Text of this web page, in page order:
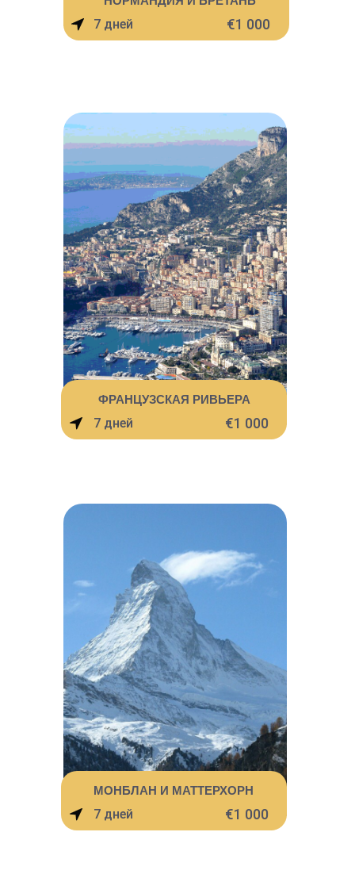
ФРАНЦУЗСКАЯ РИВЬЕРА
7 дней €1 000
€1 000
МОНБЛАН И МАТТЕРХОРН
€1 000
7 дней
7 дней